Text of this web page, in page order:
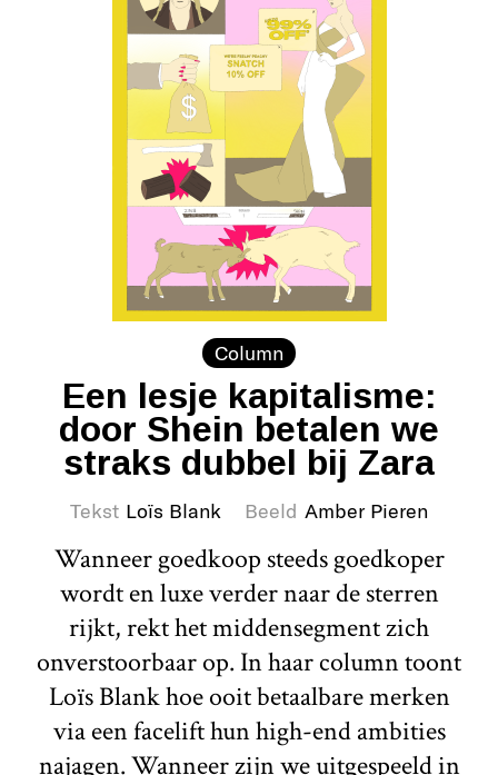
Column
Een lesje kapitalisme:
door Shein betalen we
straks dubbel bij Zara
Tekst Loïs Blank Beeld Amber Pieren
Wanneer goedkoop steeds goedkoper
wordt en luxe verder naar de sterren
rijkt, rekt het middensegment zich
onverstoorbaar op. In haar column toont
Loïs Blank hoe ooit betaalbare merken
via een facelift hun high-end ambities
najagen. Wanneer zijn we uitgespeeld in